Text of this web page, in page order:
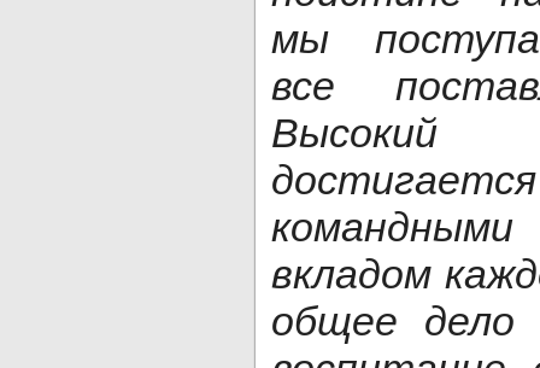
мы
все
вкладом
общее дело